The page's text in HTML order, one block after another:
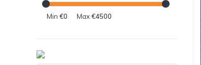
Min €0 Max€4500